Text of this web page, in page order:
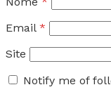
Email *
Site
Notify me of